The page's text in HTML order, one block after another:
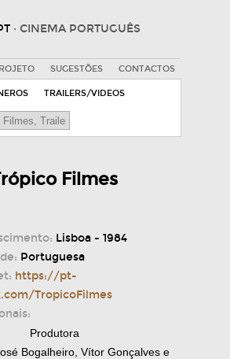
· CINEMA PORTUGUÊS
SUGESTÕES CONTACTOS
TRAILERS/VIDEOS
Filmes
Lisboa - 1984
Portuguesa
https://pt-
TropicoFilmes
Produtora
Bogalheiro, Vítor Gonçalves e